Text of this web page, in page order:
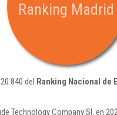
Ranking Madrid
del Ranking Nacional de
Technology Company Sl. en